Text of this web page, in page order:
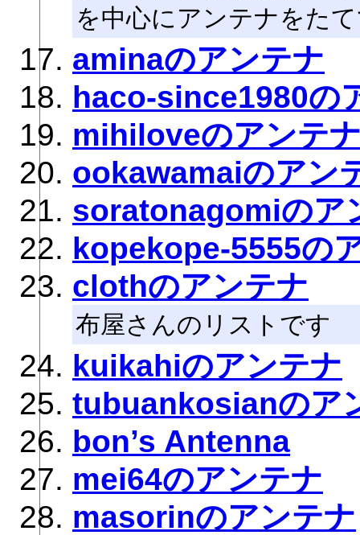
を中心にアンテナをた
aminaのアンテナ
haco-since1980の
mihiloveのアンテ
ookawamaiのアン
soratonagomiのア
kopekope-5555の
clothのアンテナ
布屋さんのリストです
kuikahiのアンテナ
tubuankosianのア
bon’s Antenna
mei64のアンテナ
masorinのアンテナ